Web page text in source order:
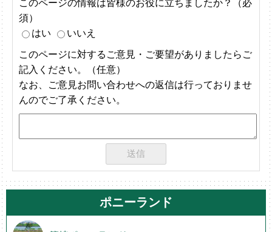
須）
はい
いいえ
このページに対するご意見・ご要望がありましたらご
記入ください。（任意）
なお、ご意見お問い合わせへの返信は行っておりませ
んのでご了承ください。
ポニーランド